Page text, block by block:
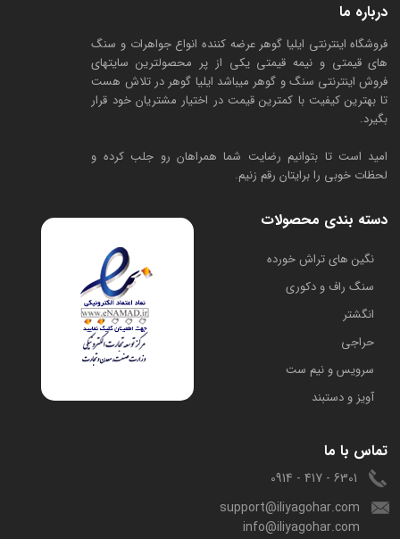
درباره ما
فروشگاه اینترنتی ایلیا گوهر عرضه کننده انواع جواهرات و سنگ
های قیمتی و نیمه قیمتی یکی از پر محصولترین سایتهای
فروش اینترنتی سنگ و گوهر میباشد ایلیا گوهر در تلاش هست
تا بهترین کیفیت با کمترین قیمت در اختیار مشتریان خود قرار
بگیرد.
امید است تا بتوانیم رضایت شما همراهان رو جلب کرده و
لحظات خوبی را برایتان رقم زنیم.
دسته بندی محصولات
​نگین های تراش خورده
سنگ راف و دکوری
انگشتر
حراجی
سرویس و نیم ست
آویز و دستبند
تماس با ما
6301 - 417 - 0914
support@iliyagohar.com
info@iliyagohar.com